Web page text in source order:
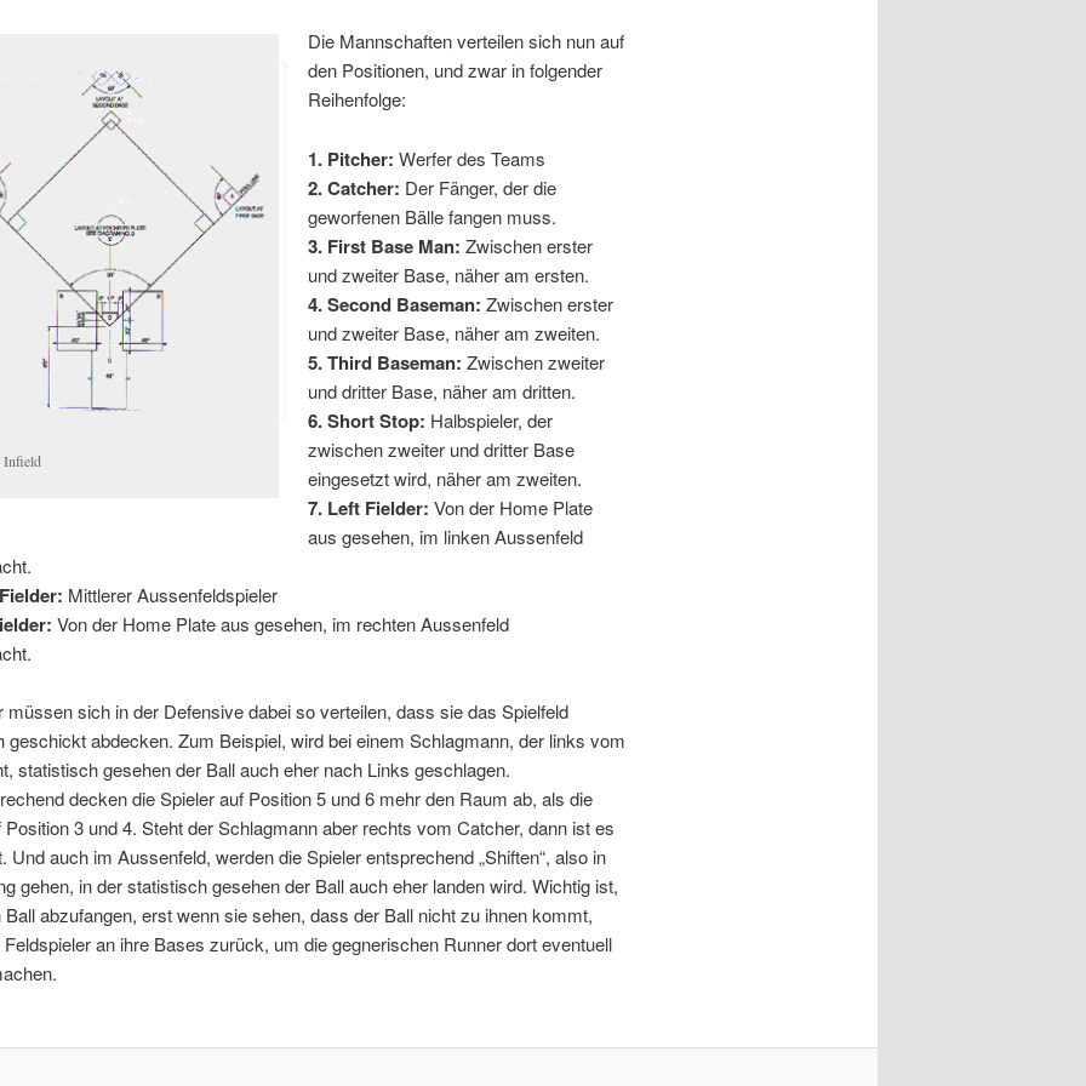
Infield
Die Mannschaften verteilen sich nun auf
den Positionen, und zwar in folgender
Reihenfolge:
1. Pitcher: Werfer des Teams
2. Catcher: Der Fänger, der die
geworfenen Bälle fangen muss.
3. First Base Man: Zwischen erster
und zweiter Base, näher am ersten.
4. Second Baseman: Zwischen erster
und zweiter Base, näher am zweiten.
5. Third Baseman: Zwischen zweiter
und dritter Base, näher am dritten.
6. Short Stop: Halbspieler, der
zwischen zweiter und dritter Base
eingesetzt wird, näher am zweiten.
7. Left Fielder: Von der Home Plate
aus gesehen, im linken Aussenfeld
Mittlerer Aussenfeldspieler
Von der Home Plate aus gesehen, im rechten Aussenfeld
müssen sich in der Defensive dabei so verteilen, dass sie das Spielfeld
geschickt abdecken. Zum Beispiel, wird bei einem Schlagmann, der links vom
statistisch gesehen der Ball auch eher nach Links geschlagen.
decken die Spieler auf Position 5 und 6 mehr den Raum ab, als die
Position 3 und 4. Steht der Schlagmann aber rechts vom Catcher, dann ist es
Und auch im Aussenfeld, werden die Spieler entsprechend „Shiften“, also in
gehen, in der statistisch gesehen der Ball auch eher landen wird. Wichtig ist,
abzufangen, erst wenn sie sehen, dass der Ball nicht zu ihnen kommt,
an ihre Bases zurück, um die gegnerischen Runner dort eventuell